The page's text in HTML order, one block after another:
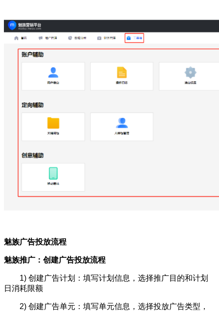
魅族广告投放流程
魅族推广：创建广告投放流程
1) 创建广告计划：填写计划信息，选择推广目的和计划
日消耗限额
2) 创建广告单元：填写单元信息，选择投放广告类型，